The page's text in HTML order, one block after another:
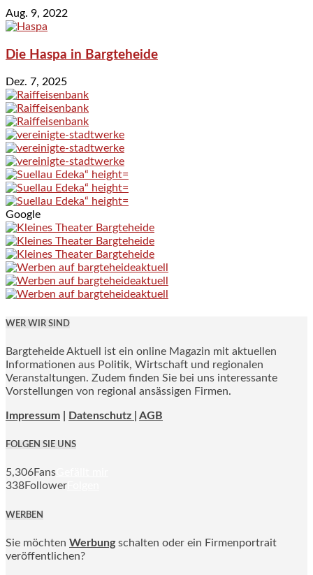
Aug. 9, 2022
Die Haspa in Bargteheide
Dez. 7, 2025
Google
WER WIR SIND
Bargteheide Aktuell ist ein online Magazin mit aktuellen
Informationen aus Politik, Wirtschaft und regionalen
Veranstaltungen. Zudem finden Sie bei uns interessante
Vorstellungen von regional ansässigen Firmen.
Impressum Datenschutz | AGB
FOLGEN SIE UNS
5,306Fans
338Follower
WERBEN
Sie möchten Werbung schalten oder ein Firmenportrait
veröffentlichen?